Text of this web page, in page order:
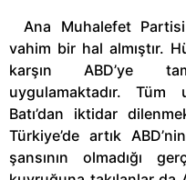
Ana Muhalefet
vahim bir hal almıştır.
karşın ABD’ye
uygulamaktadır. Tüm
Batı’dan iktidar
Türkiye’de artık
şansının olmadığı